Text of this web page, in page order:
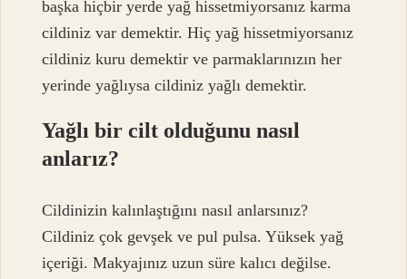
başka hiçbir yerde yağ hissetmiyorsanız karma
cildiniz var demektir. Hiç yağ hissetmiyorsanız
cildiniz kuru demektir ve parmaklarınızın her
yerinde yağlıysa cildiniz yağlı demektir.
Yağlı bir cilt olduğunu nasıl
anlarız?
Cildinizin kalınlaştığını nasıl anlarsınız?
Cildiniz çok gevşek ve pul pulsa. Yüksek yağ
içeriği. Makyajınız uzun süre kalıcı değilse.